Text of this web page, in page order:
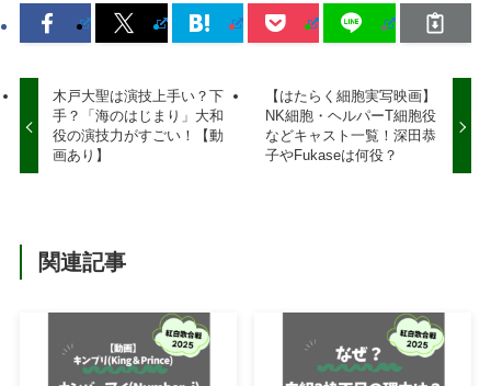
木戸大聖は演技上手い？下
手？「海のはじまり」大和
役の演技力がすごい！【動
画あり】
【はたらく細胞実写映画】
NK細胞・ヘルパーT細胞役
などキャスト一覧！深田恭
子やFukaseは何役？
関連記事